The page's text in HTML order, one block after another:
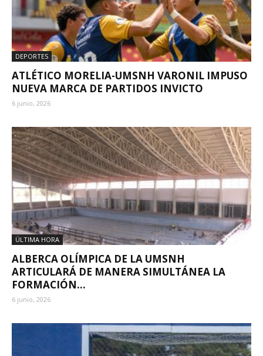
DEPORTES
ATLÉTICO MORELIA-UMSNH VARONIL IMPUSO
NUEVA MARCA DE PARTIDOS INVICTO
6 junio, 2026
ÚLTIMA HORA
ALBERCA OLÍMPICA DE LA UMSNH
ARTICULARÁ DE MANERA SIMULTÁNEA LA
FORMACIÓN...
6 junio, 2026